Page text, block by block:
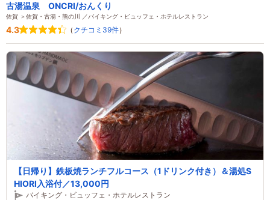
古湯温泉 ONCRI/おんくり
佐賀 ＞佐賀・古湯・熊の川 ／バイキング・ビュッフェ・ホテルレストラン
4.3 （ クチコミ39件）
【日帰り】鉄板焼ランチフルコース（1ドリンク付き）＆湯処S
HIORI入浴付／13,000円
バイキング・ビュッフェ・ホテルレストラン